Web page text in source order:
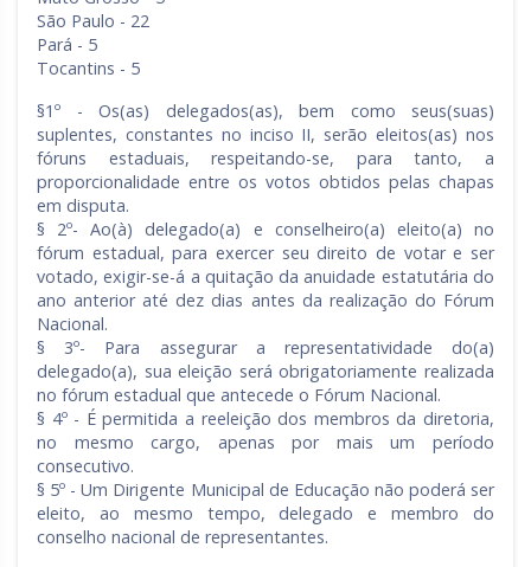
São Paulo - 22
Pará - 5
Tocantins - 5
§1º - Os(as) delegados(as), bem como seus(suas)
suplentes, constantes no inciso II, serão eleitos(as) nos
fóruns estaduais, respeitando-se, para tanto, a
proporcionalidade entre os votos obtidos pelas chapas
em disputa.
§ 2º- Ao(à) delegado(a) e conselheiro(a) eleito(a) no
fórum estadual, para exercer seu direito de votar e ser
votado, exigir-se-á a quitação da anuidade estatutária do
ano anterior até dez dias antes da realização do Fórum
Nacional.
§ 3º- Para assegurar a representatividade do(a)
delegado(a), sua eleição será obrigatoriamente realizada
no fórum estadual que antecede o Fórum Nacional.
§ 4º - É permitida a reeleição dos membros da diretoria,
no mesmo cargo, apenas por mais um período
consecutivo.
§ 5º - Um Dirigente Municipal de Educação não poderá ser
eleito, ao mesmo tempo, delegado e membro do
conselho nacional de representantes.